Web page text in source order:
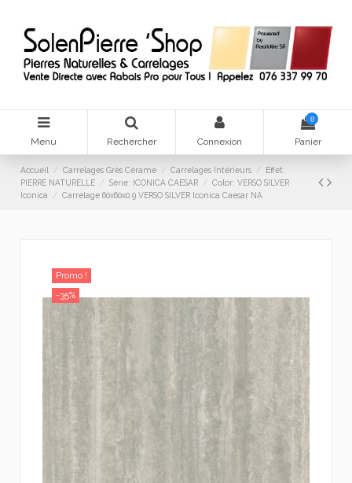
Menu Rechercher Connexion
0
Panier
Accueil Carrelages Grès Cérame Carrelages Intérieurs
Effet:
PIERRE NATURELLE
Série: ICONICA CAESAR
Color: VERSO SILVER
Iconica
Carrelage 60x60x0.9 VERSO SILVER Iconica Caesar NA
Promo !
-35%